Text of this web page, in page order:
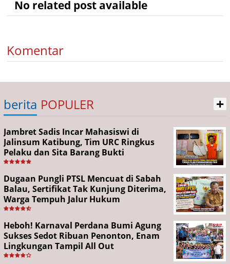
No related post available
Komentar
berita POPULER +
Jambret Sadis Incar Mahasiswi di
Jalinsum Katibung, Tim URC Ringkus
Pelaku dan Sita Barang Bukti
Dugaan Pungli PTSL Mencuat di Sabah
Balau, Sertifikat Tak Kunjung Diterima,
Warga Tempuh Jalur Hukum
Heboh! Karnaval Perdana Bumi Agung
Sukses Sedot Ribuan Penonton, Enam
Lingkungan Tampil All Out